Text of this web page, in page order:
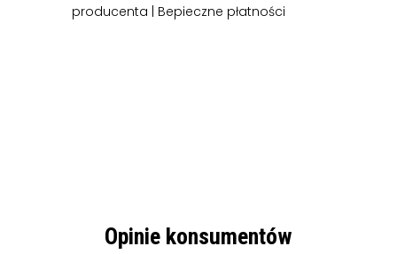
producenta | Bepieczne płatności
Opinie konsumentów